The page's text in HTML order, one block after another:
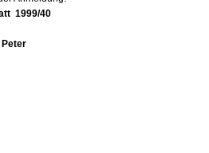
1999/40
Peter